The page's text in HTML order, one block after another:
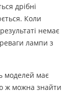
дрібні
Коли
немає
лампи з
моделей має
ж можна знайти